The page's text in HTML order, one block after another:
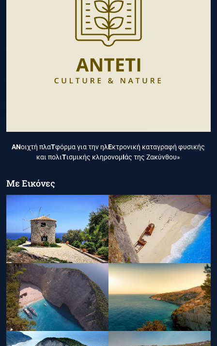
ΑΝοιχτή πλαΤφόρμα για την ηλΕκτρονική καταγραφή φυσικής
και πολιΤισμικής κληρονομΙάς της Ζακύνθου»
Με Εικόνες